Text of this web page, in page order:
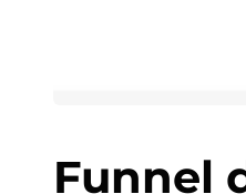
Funnel